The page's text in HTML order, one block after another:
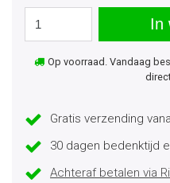
In
Op voorraad. Vandaag
Gratis verzending
30 dagen bedenktijd
Achteraf betalen via